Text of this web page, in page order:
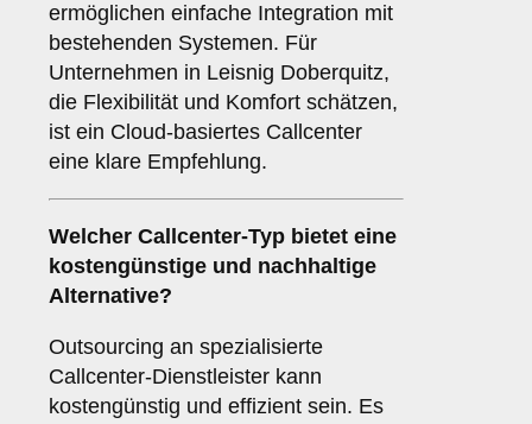
ermöglichen einfache Integration mit
bestehenden Systemen. Für
Unternehmen in Leisnig Doberquitz,
die Flexibilität und Komfort schätzen,
ist ein Cloud-basiertes Callcenter
eine klare Empfehlung.
Welcher Callcenter-Typ bietet eine
kostengünstige und nachhaltige
Alternative?
Outsourcing an spezialisierte
Callcenter-Dienstleister kann
kostengünstig und effizient sein. Es